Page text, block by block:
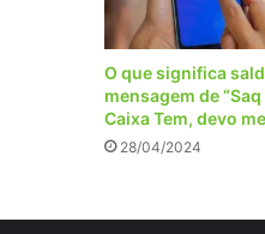
O que significa
mensagem de
Caixa Tem, devo
28/04/2024